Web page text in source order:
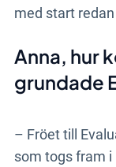
med start
Anna, hur
grundade
– Fröet till
som togs fram